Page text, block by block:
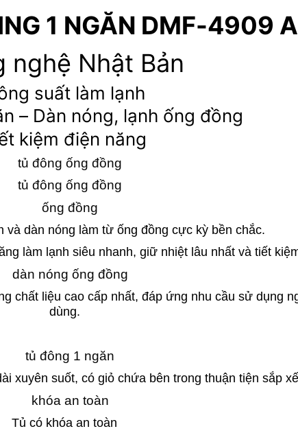
1 NGĂN DMF-4909
nghệ Nhật Bản
suất làm lạnh
– Dàn nóng, lạnh ống đồng
kiệm điện năng
và dàn nóng làm từ ống đồng cực kỳ bền chắc.
làm lạnh siêu nhanh, giữ nhiệt lâu nhất và tiết
chất liệu cao cấp nhất, đáp ứng nhu cầu sử dụng
dùng.
xuyên suốt, có giỏ chứa bên trong thuận tiện sắp
Tủ có khóa an toàn